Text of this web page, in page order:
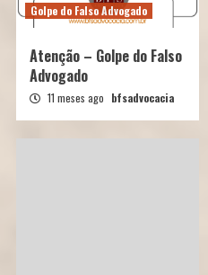
Golpe do Falso Advogado
Atenção – Golpe do Falso
Advogado
11 meses ago bfsadvocacia